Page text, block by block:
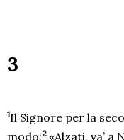
3
1Il Signore per la
modo:2 «Alzati, va’ a